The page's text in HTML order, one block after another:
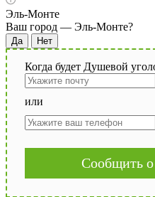
Эль-Монте
Ваш город — Эль-Монте?
Когда будет Душевой
или
Сообщить